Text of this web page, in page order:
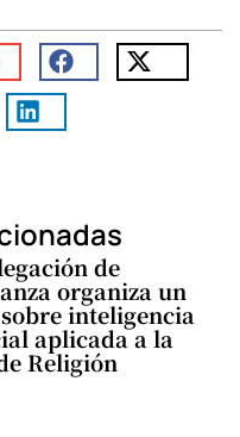
de
organiza un
inteligencia
aplicada a la
Religión